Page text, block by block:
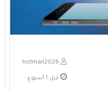
hotmail2026
قبل 1 أسبوع